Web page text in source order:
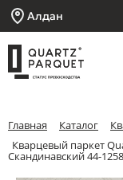
Алдан
Главная Каталог
Кварцевый паркет
Скандинавский 44-